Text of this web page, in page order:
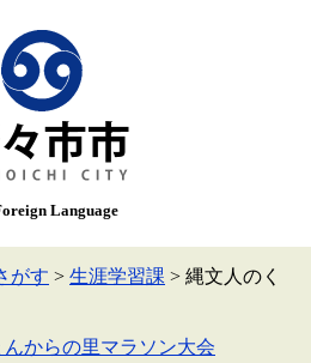
Language
がす > 生涯学習課 > 縄文人のく
からの里マラソン大会